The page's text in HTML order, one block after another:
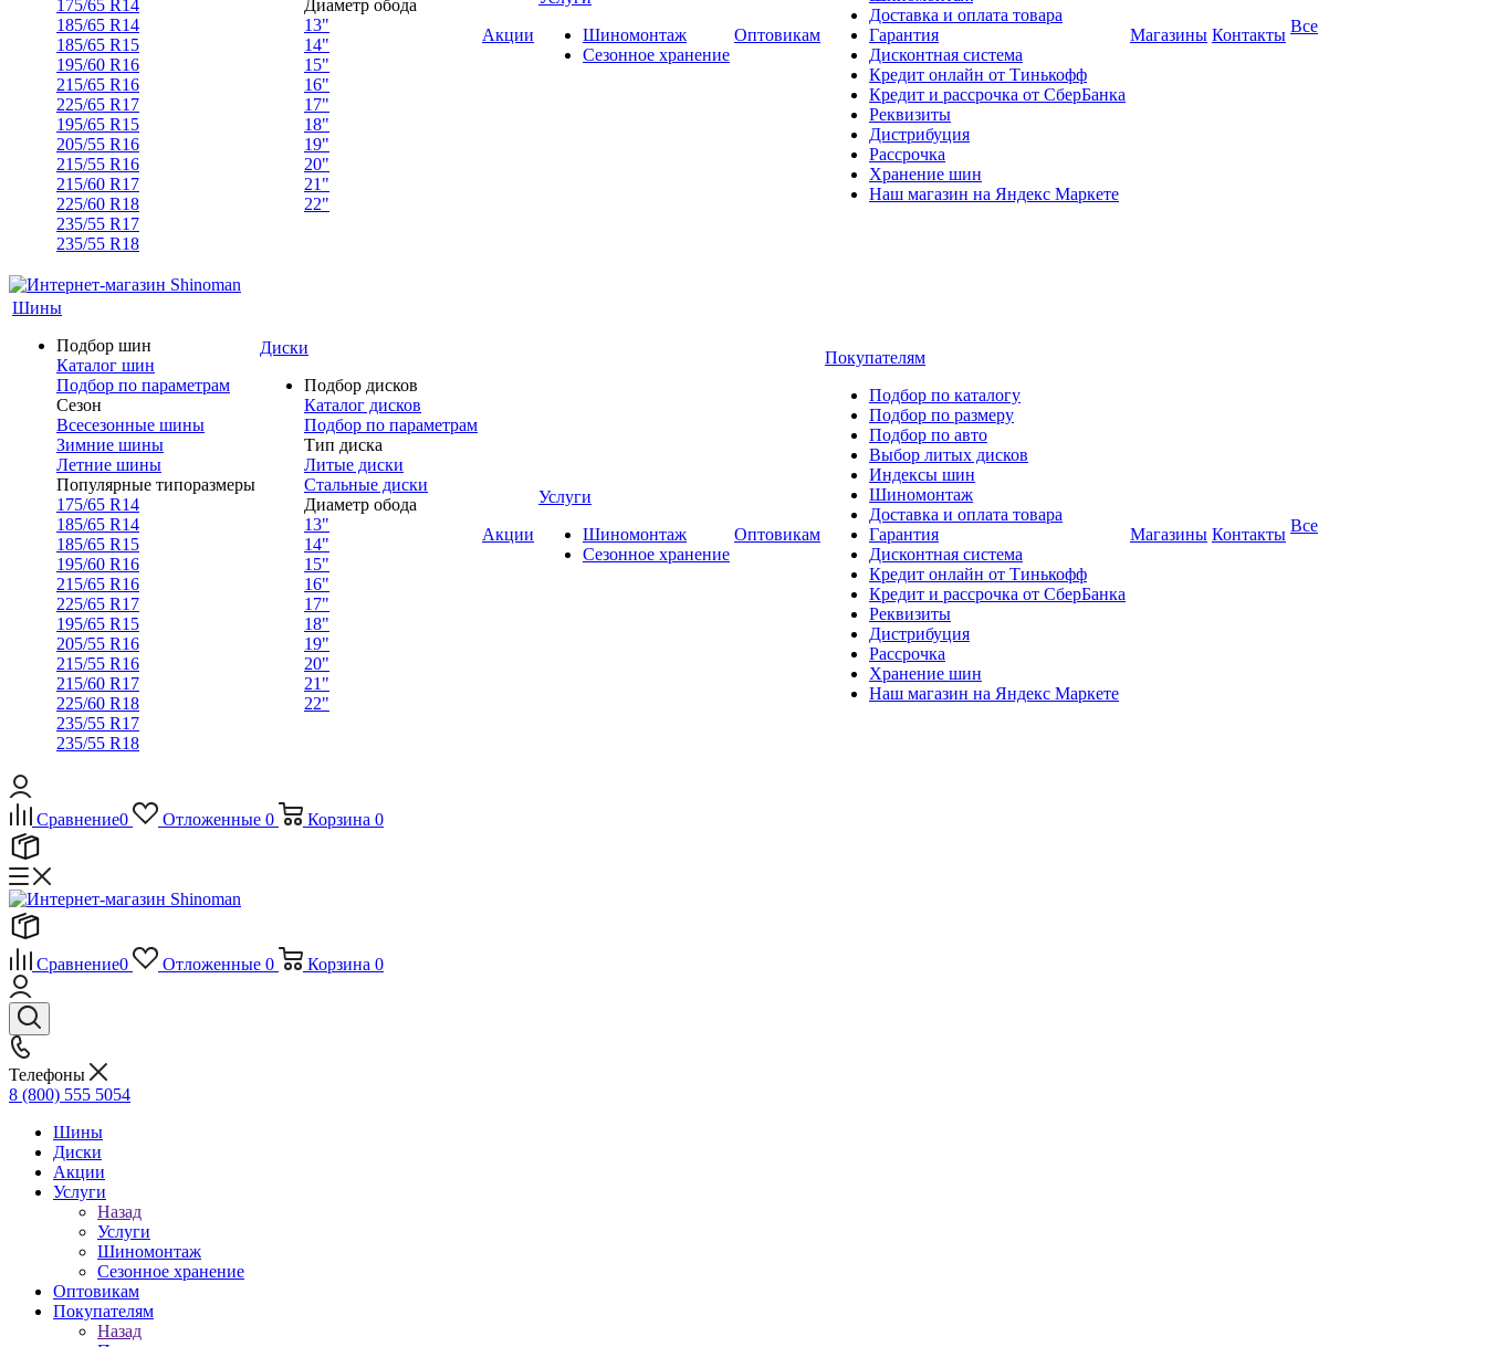
175/65 R14
185/65 R14
185/65 R15
195/60 R16
215/65 R16
225/65 R17
195/65 R15
205/55 R16
215/55 R16
215/60 R17
225/60 R18
235/55 R17
235/55 R18
Диаметр обода
13"
14"
15"
16"
17"
18"
19"
20"
21"
22"
Акции
Шиномонтаж
Сезонное хранение
Оптовикам
Доставка и оплата товара
Гарантия
Дисконтная система
Кредит онлайн от Тинькофф
Кредит и рассрочка от СберБанка
Реквизиты
Дистрибуция
Рассрочка
Хранение шин
Наш магазин на Яндекс Маркете
Магазины Контакты Все
Шины
Подбор шин
Каталог шин
Подбор по параметрам
Сезон
Всесезонные шины
Зимние шины
Летние шины
Популярные типоразмеры
175/65 R14
185/65 R14
185/65 R15
195/60 R16
215/65 R16
225/65 R17
195/65 R15
205/55 R16
215/55 R16
215/60 R17
225/60 R18
235/55 R17
235/55 R18
Диски
Подбор дисков
Каталог дисков
Подбор по параметрам
Тип диска
Литые диски
Стальные диски
Диаметр обода
13"
14"
15"
16"
17"
18"
19"
20"
21"
22"
Акции
Услуги
Шиномонтаж
Сезонное хранение
Оптовикам
Покупателям
Подбор по каталогу
Подбор по размеру
Подбор по авто
Выбор литых дисков
Индексы шин
Шиномонтаж
Доставка и оплата товара
Гарантия
Дисконтная система
Кредит онлайн от Тинькофф
Кредит и рассрочка от СберБанка
Реквизиты
Дистрибуция
Рассрочка
Хранение шин
Наш магазин на Яндекс Маркете
Магазины Контакты Все
Сравнение0 Отложенные 0 Корзина 0
Сравнение0 Отложенные 0 Корзина 0
Телефоны
8 (800) 555 5054
Шины
Диски
Акции
Услуги
Назад
Услуги
Шиномонтаж
Сезонное хранение
Оптовикам
Покупателям
Назад